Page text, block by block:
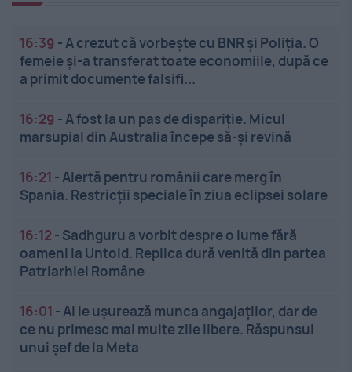
16:39 -A crezut că vorbește cu BNR și Poliția. O
femeie și-a transferat toate economiile, după ce
a primit documente falsifi...
16:29 -A fost la un pas de dispariție. Micul
marsupial din Australia începe să-și revină
16:21 -Alertă pentru românii care merg în
Spania. Restricții speciale în ziua eclipsei solare
16:12 - Sadhguru a vorbit despre o lume fără
oameni la Untold. Replica dură venită din partea
Patriarhiei Române
16:01 -AI le ușurează munca angajaților, dar de
ce nu primesc mai multe zile libere. Răspunsul
unui șef de la Meta